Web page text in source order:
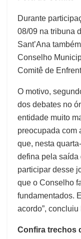
Durante
08/09 na tribuna
Sant’Ana
Conselho
Comitê de
O motivo,
dos debates no
entidade muito
preocupada com
que, nesta
defina pela saída
participar desse
que o Conselho
fundamentados.
acordo”, concluiu
Confira trechos